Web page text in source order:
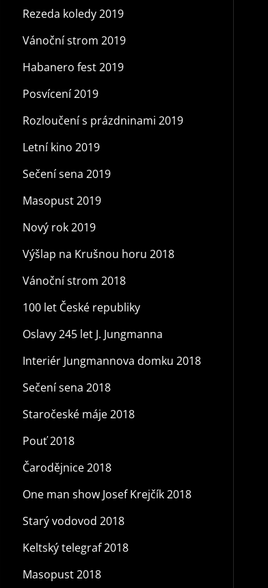
Rezeda koledy 2019
Vánoční strom 2019
Habanero fest 2019
Posvícení 2019
Rozloučení s prázdninami 2019
Letní kino 2019
Sečení sena 2019
Masopust 2019
Nový rok 2019
Výšlap na Krušnou horu 2018
Vánoční strom 2018
100 let České republiky
Oslavy 245 let J. Jungmanna
Interiér Jungmannova domku 2018
Sečení sena 2018
Staročeské máje 2018
Pouť 2018
Čarodějnice 2018
One man show Josef Krejčík 2018
Starý vodovod 2018
Keltský telegraf 2018
Masopust 2018